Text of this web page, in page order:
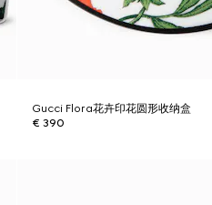
Gucci Flora花卉印花圆形收纳盒
€ 390